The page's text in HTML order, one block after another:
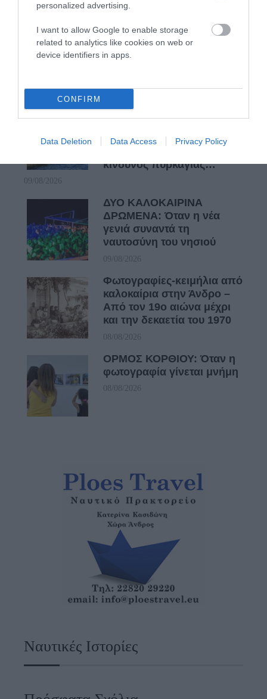
personalized advertising.
I want to allow Google to enable storage
related to analytics like cookies on web or
device identifiers in apps.
CONFIRM
Data Deletion Data Access Privacy Policy
ΑΠΟΔΡΑΣΕΙΣ ΣΤΗΝ
ΑΝΔΡΟ
ΑΝΑΚΟΙΝΩΣΕΙΣ
ΠΟΛΙΤΙΚΗΣ ΠΡΟΣΤΑΣΙΑΣ:
κίνδυνος πυρκαγιας…
09/08/2026
ΔΥΟ ΚΑΛΟΚΑΙΡΙΝΑ
ΔΡΩΜΕΝΑ: Όταν η νέα
γενιά συναντά τη
ναυτοσύνη του νησιού
09/08/2026
Φωτογραφίες-κειμήλια από
καλοκαίρια στην Άνδρο –
Από τον 19ο αιώνα μέχρι
και την δεκαετία του 1970
08/08/2026
ΟΡΜΟΣ ΚΟΡΘΙΟΥ: Όταν η
φωτογραφία γίνεται μνήμη
08/08/2026
Ναυτικές Ιστορίες